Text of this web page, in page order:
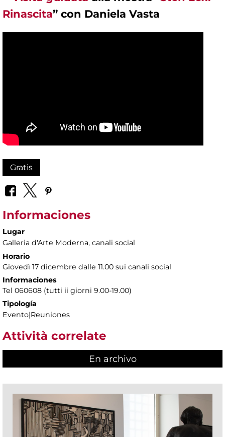
Rinascita” con Daniela Vasta
Gratis
Informaciones
Lugar
Galleria d'Arte Moderna, canali social
Horario
Giovedì 17 dicembre dalle 11.00 sui canali social
Informaciones
Tel 060608 (tutti ii giorni 9.00-19.00)
Tipología
Evento|Reuniones
Attività correlate
En archivo